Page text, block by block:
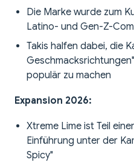
Die Marke wurde zum
Latino- und Gen-Z-
Takis halfen dabei, die
populär zu machen
Expansion 2026:
Xtreme Lime ist Teil
Einführung unter der
Spicy"